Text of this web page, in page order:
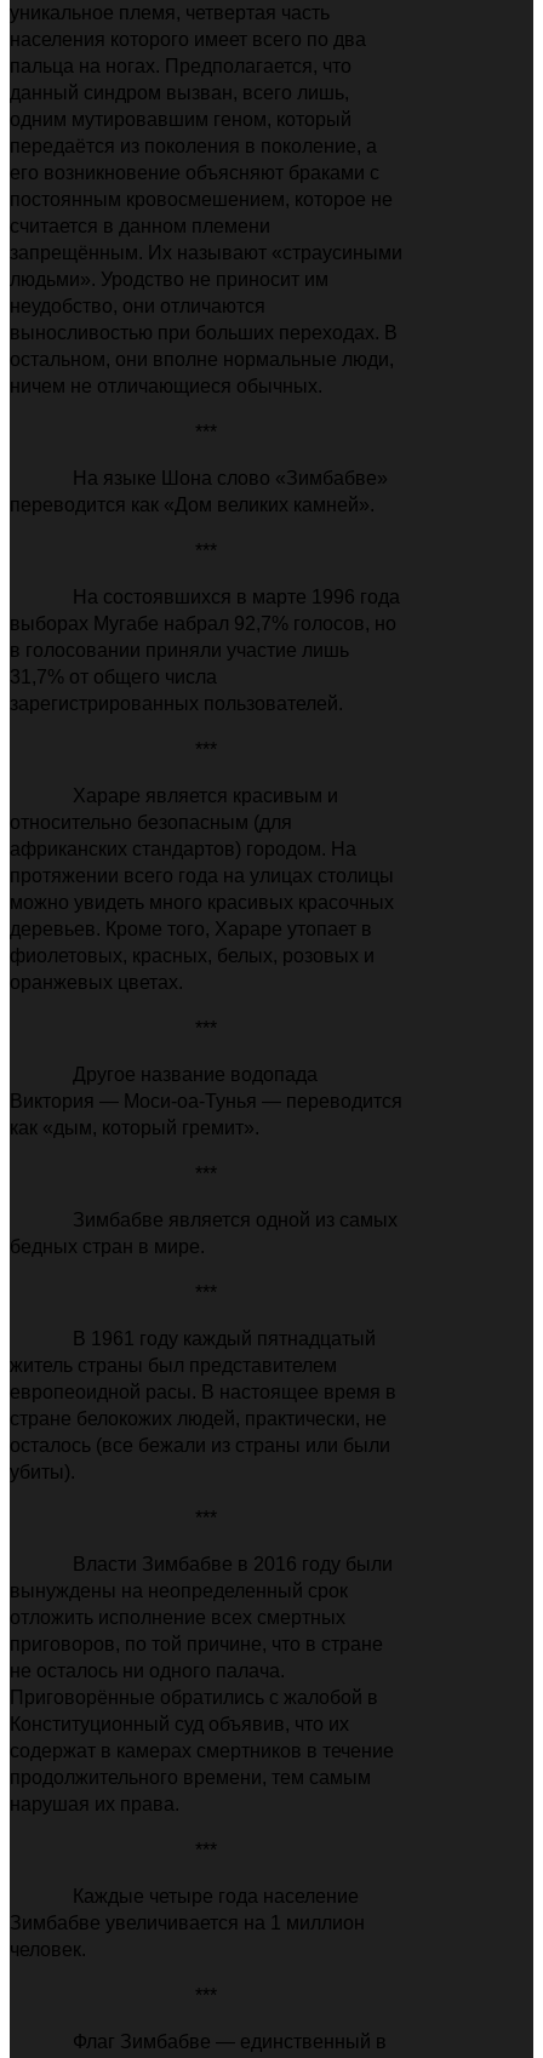
уникальное племя, четвертая часть
населения которого имеет всего по два
пальца на ногах. Предполагается, что
данный синдром вызван, всего лишь,
одним мутировавшим геном, который
передаётся из поколения в поколение, а
его возникновение объясняют браками с
постоянным кровосмешением, которое не
считается в данном племени
запрещённым. Их называют «страусиными
людьми». Уродство не приносит им
неудобство, они отличаются
выносливостью при больших переходах. В
остальном, они вполне нормальные люди,
ничем не отличающиеся обычных.
***
На языке Шона слово «Зимбабве»
переводится как «Дом великих камней».
***
На состоявшихся в марте 1996 года
выборах Мугабе набрал 92,7% голосов, но
в голосовании приняли участие лишь
31,7% от общего числа
зарегистрированных пользователей.
***
Хараре является красивым и
относительно безопасным (для
африканских стандартов) городом. На
протяжении всего года на улицах столицы
можно увидеть много красивых красочных
деревьев. Кроме того, Хараре утопает в
фиолетовых, красных, белых, розовых и
оранжевых цветах.
***
Другое название водопада
Виктория — Моси-оа-Тунья — переводится
как «дым, который гремит».
***
Зимбабве является одной из самых
бедных стран в мире.
***
В 1961 году каждый пятнадцатый
житель страны был представителем
европеоидной расы. В настоящее время в
стране белокожих людей, практически, не
осталось (все бежали из страны или были
убиты).
***
Власти Зимбабве в 2016 году были
вынуждены на неопределенный срок
отложить исполнение всех смертных
приговоров, по той причине, что в стране
не осталось ни одного палача.
Приговорённые обратились с жалобой в
Конституционный суд объявив, что их
содержат в камерах смертников в течение
продолжительного времени, тем самым
нарушая их права.
***
Каждые четыре года население
Зимбабве увеличивается на 1 миллион
человек.
***
Флаг Зимбабве — единственный в